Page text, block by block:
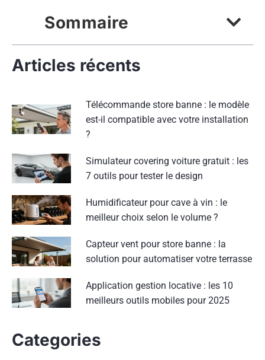
Sommaire
Articles récents
Télécommande store banne : le modèle
est-il compatible avec votre installation
?
Simulateur covering voiture gratuit : les
7 outils pour tester le design
Humidificateur pour cave à vin : le
meilleur choix selon le volume ?
Capteur vent pour store banne : la
solution pour automatiser votre terrasse
Application gestion locative : les 10
meilleurs outils mobiles pour 2025
Categories